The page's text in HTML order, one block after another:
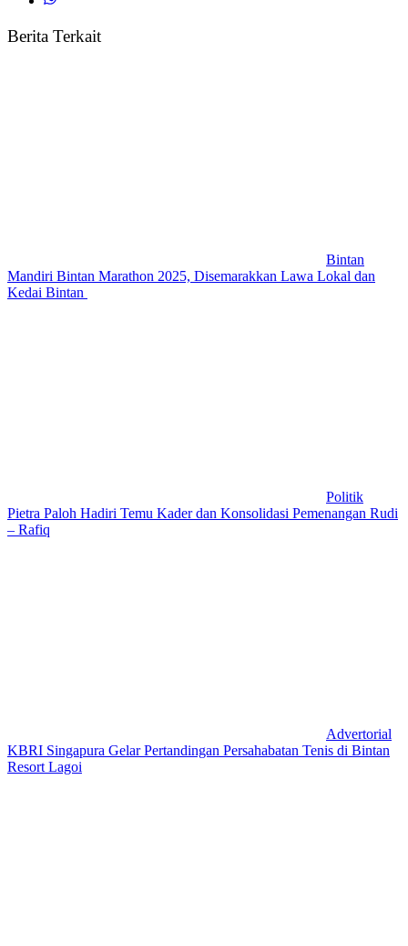
Berita Terkait
Bintan
Mandiri Bintan Marathon 2025, Disemarakkan Lawa Lokal dan
Kedai Bintan
Politik
Pietra Paloh Hadiri Temu Kader dan Konsolidasi Pemenangan Rudi
– Rafiq
Advertorial
KBRI Singapura Gelar Pertandingan Persahabatan Tenis di Bintan
Resort Lagoi